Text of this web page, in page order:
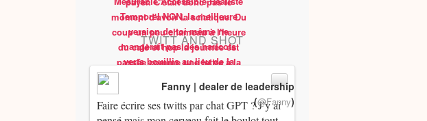
TWITT AND SHOT
Faire écrire ses twitts par chat GPT ? J’y ai
Fanny | dealer de leadership
(@Fanny)